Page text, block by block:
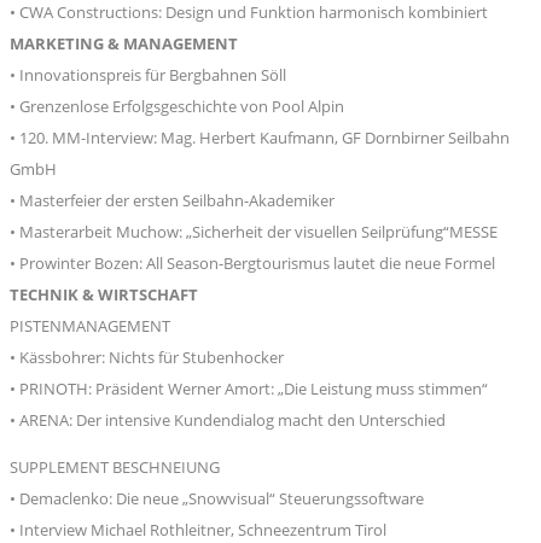
• CWA Constructions: Design und Funktion harmonisch kombiniert
MARKETING & MANAGEMENT
• Innovationspreis für Bergbahnen Söll
• Grenzenlose Erfolgsgeschichte von Pool Alpin
• 120. MM-Interview: Mag. Herbert Kaufmann, GF Dornbirner Seilbahn
GmbH
• Masterfeier der ersten Seilbahn-Akademiker
• Masterarbeit Muchow: „Sicherheit der visuellen Seilprüfung“MESSE
• Prowinter Bozen: All Season-Bergtourismus lautet die neue Formel
TECHNIK & WIRTSCHAFT
PISTENMANAGEMENT
• Kässbohrer: Nichts für Stubenhocker
• PRINOTH: Präsident Werner Amort: „Die Leistung muss stimmen“
• ARENA: Der intensive Kundendialog macht den Unterschied
SUPPLEMENT BESCHNEIUNG
• Demaclenko: Die neue „Snowvisual“ Steuerungssoftware
• Interview Michael Rothleitner, Schneezentrum Tirol